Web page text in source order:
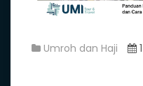
Umroh dan Haji